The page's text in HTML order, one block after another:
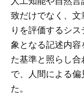
致だけでなく、
りを評価するシ
象となる記述内
た基準と照らし
で、人間による
た。